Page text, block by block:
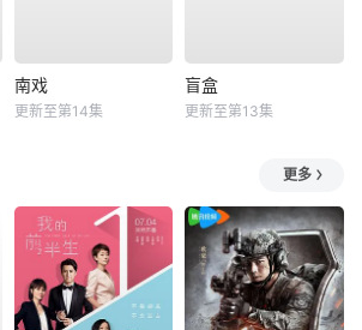
南戏
更新至第14集
盲盒
更新至第13集
更多